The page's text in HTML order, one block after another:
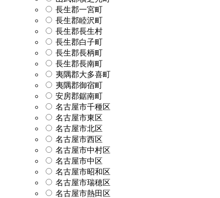
長生郡一宮町
長生郡睦沢町
長生郡長生村
長生郡白子町
長生郡長柄町
長生郡長南町
夷隅郡大多喜町
夷隅郡御宿町
安房郡鋸南町
名古屋市千種区
名古屋市東区
名古屋市北区
名古屋市西区
名古屋市中村区
名古屋市中区
名古屋市昭和区
名古屋市瑞穂区
名古屋市熱田区